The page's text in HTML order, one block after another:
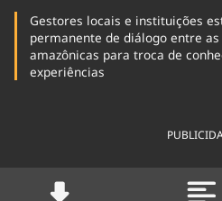
Gestores locais e instituições
permanente de diálogo entre as
amazônicas para troca de
experiências